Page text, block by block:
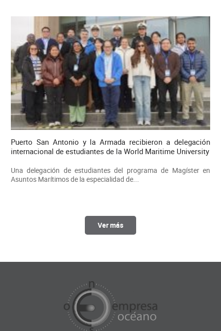
Puerto San Antonio y la Armada recibieron a delegación
internacional de estudiantes de la World Maritime University
Una delegación de estudiantes del programa de Magíster en
Asuntos Marítimos de la especialidad de...
Ver más